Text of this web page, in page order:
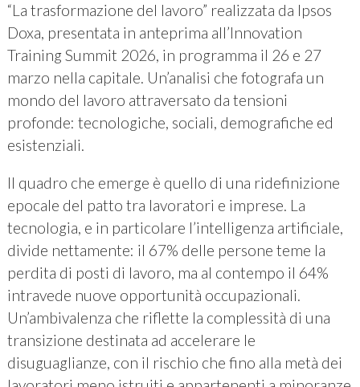
“La trasformazione del lavoro” realizzata da Ipsos
Doxa, presentata in anteprima all’Innovation
Training Summit 2026, in programma il 26 e 27
marzo nella capitale. Un’analisi che fotografa un
mondo del lavoro attraversato da tensioni
profonde: tecnologiche, sociali, demografiche ed
esistenziali.
Il quadro che emerge è quello di una ridefinizione
epocale del patto tra lavoratori e imprese. La
tecnologia, e in particolare l’intelligenza artificiale,
divide nettamente: il 67% delle persone teme la
perdita di posti di lavoro, ma al contempo il 64%
intravede nuove opportunità occupazionali.
Un’ambivalenza che riflette la complessità di una
transizione destinata ad accelerare le
disuguaglianze, con il rischio che fino alla metà dei